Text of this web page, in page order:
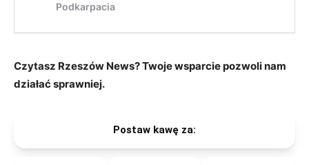
Czytasz Rzeszów News? Twoje wsparcie pozwoli nam
działać sprawniej.
Postaw kawę za: